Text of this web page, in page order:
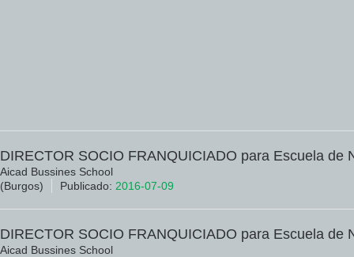
DIRECTOR SOCIO FRANQUICIADO para Escuela de
Aicad Bussines School
(Burgos)
Publicado: 2016-07-09
DIRECTOR SOCIO FRANQUICIADO para Escuela de
Aicad Bussines School